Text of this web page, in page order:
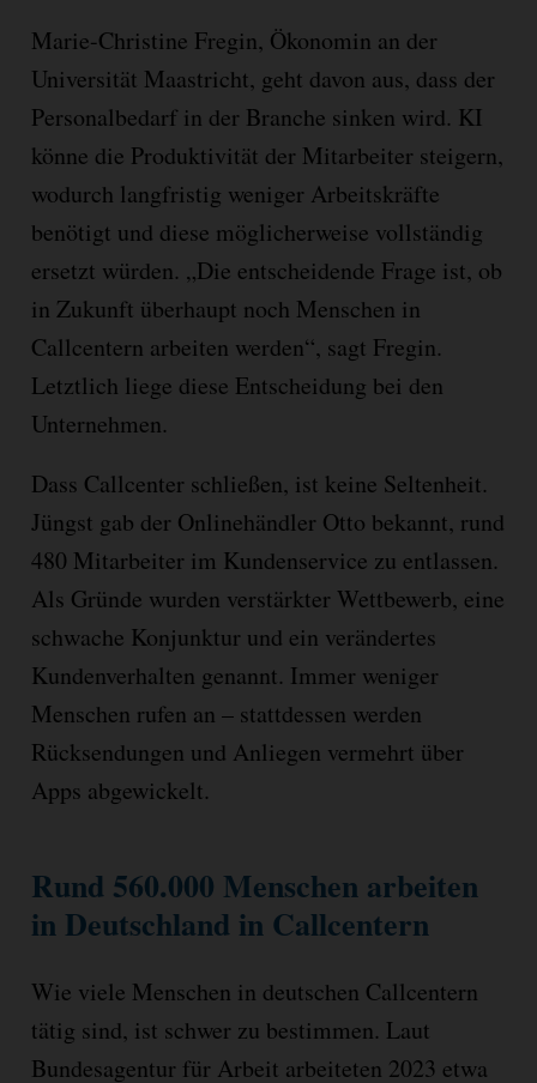
Marie-Christine Fregin, Ökonomin an der
Universität Maastricht, geht davon aus, dass der
Personalbedarf in der Branche sinken wird. KI
könne die Produktivität der Mitarbeiter steigern,
wodurch langfristig weniger Arbeitskräfte
benötigt und diese möglicherweise vollständig
ersetzt würden. „Die entscheidende Frage ist, ob
in Zukunft überhaupt noch Menschen in
Callcentern arbeiten werden“, sagt Fregin.
Letztlich liege diese Entscheidung bei den
Unternehmen.
Dass Callcenter schließen, ist keine Seltenheit.
Jüngst gab der Onlinehändler Otto bekannt, rund
480 Mitarbeiter im Kundenservice zu entlassen.
Als Gründe wurden verstärkter Wettbewerb, eine
schwache Konjunktur und ein verändertes
Kundenverhalten genannt. Immer weniger
Menschen rufen an – stattdessen werden
Rücksendungen und Anliegen vermehrt über
Apps abgewickelt.
Rund 560.000 Menschen arbeiten
in Deutschland in Callcentern
Wie viele Menschen in deutschen Callcentern
tätig sind, ist schwer zu bestimmen. Laut
Bundesagentur für Arbeit arbeiteten 2023 etwa